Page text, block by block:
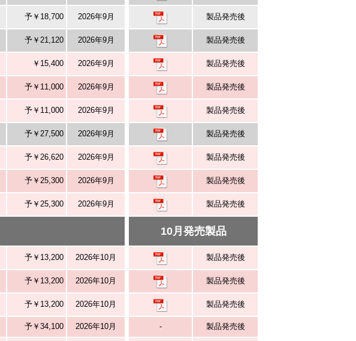
予￥18,700 2026年9月 製品発売後
予￥21,120 2026年9月 製品発売後
￥15,400 2026年9月 製品発売後
予￥11,000 2026年9月 製品発売後
予￥11,000 2026年9月 製品発売後
予￥27,500 2026年9月 製品発売後
予￥26,620 2026年9月 製品発売後
予￥25,300 2026年9月 製品発売後
予￥25,300 2026年9月 製品発売後
10月発売製品
予￥13,200 2026年10月 製品発売後
予￥13,200 2026年10月 製品発売後
予￥13,200 2026年10月 製品発売後
予￥34,100 2026年10月 - 製品発売後